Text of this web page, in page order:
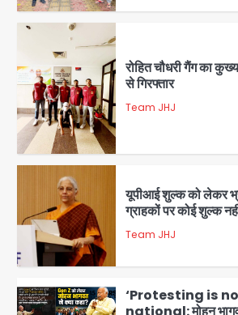
2
3
रोहित चौधरी गैंग का
से गिरफ्तार
Team JHJ
4
यूपीआई शुल्क को लेकर
ग्राहकों पर कोई शुल्क
Team JHJ
‘Protesting is
national: मोहन